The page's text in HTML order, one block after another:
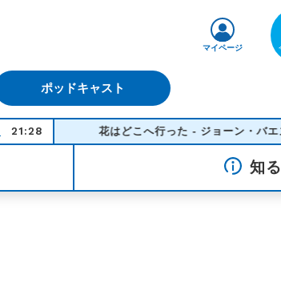
ポッドキャスト
マイページ
21:28 花はどこへ行った - ジョーン・バエズ
知る